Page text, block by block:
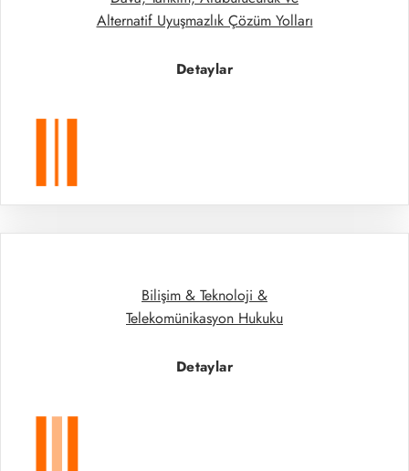
Alternatif Uyuşmazlık Çözüm Yolları
Detaylar
Bilişim & Teknoloji &
Telekomünikasyon Hukuku
Detaylar